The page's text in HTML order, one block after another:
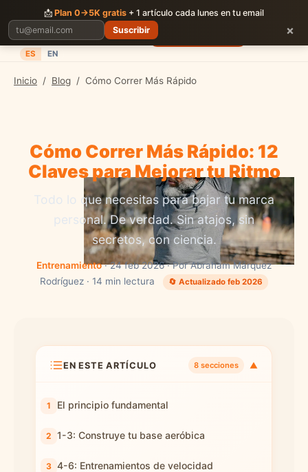
CORRERJUNTOS
PlanesBlogCarreras Precios
ES EN
Inicio / Blog / Cómo Correr Más Rápido
Cómo Correr Más Rápido: 12
Claves para Mejorar tu Ritmo
Todo lo que necesitas para bajar tu marca
personal. De verdad. Sin atajos, sin
secretos, con ciencia.
Entrenamiento· 24 feb 2026 · Por Abraham Márquez
Rodríguez · 14 min lectura
🔄 Actualizado feb 2026
EN ESTE ARTÍCULO 8 secciones ▼
El principio fundamental
1-3: Construye tu base aeróbica
4-6: Entrenamientos de velocidad
📩 Plan 0→5K gratis + 1 artículo cada lunes en tu email
Suscribir
×